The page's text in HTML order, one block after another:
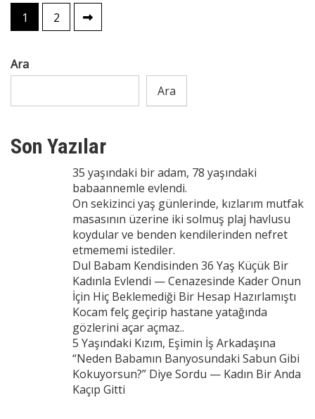
Yazı
sayfalaması
1 2
Ara
Ara
Son Yazılar
35 yaşındaki bir adam, 78 yaşındaki
babaannemle evlendi.
On sekizinci yaş günlerinde, kızlarım mutfak
masasının üzerine iki solmuş plaj havlusu
koydular ve benden kendilerinden nefret
etmememi istediler.
Dul Babam Kendisinden 36 Yaş Küçük Bir
Kadınla Evlendi — Cenazesinde Kader Onun
İçin Hiç Beklemediği Bir Hesap Hazırlamıştı
Kocam felç geçirip hastane yatağında
gözlerini açar açmaz..
5 Yaşındaki Kızım, Eşimin İş Arkadaşına
“Neden Babamın Banyosundaki Sabun Gibi
Kokuyorsun?” Diye Sordu — Kadın Bir Anda
Kaçıp Gitti